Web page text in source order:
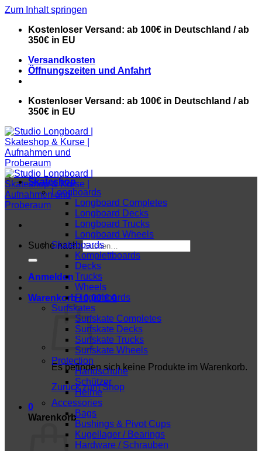
Zum Inhalt springen
Kostenloser Versand: ab 100€ in Deutschland / ab
350€ in EU
Versandkosten
Öffnungszeiten und Anfahrt
Kostenloser Versand: ab 100€ in Deutschland / ab
350€ in EU
Suche nach:
Anmelden
Warenkorb /0,00€ 0
Es befinden sich keine Produkte im Warenkorb.
Zurück zum Shop
0
Warenkorb
Skateshop
Longboards
Longboard Completes
Longboard Decks
Longboard Trucks
Longboard Wheels
Skateboards
Komplettboards
Decks
Trucks
Wheels
Fingerboards
Surfskates
Surfskate Completes
Surfskate Decks
Surfskate Trucks
Surfskate Wheels
Protection
Handschuhe
Schützer
Helme
Accessories
Bags
Bushings & Pivot Cups
Kugellager / Bearings
Hardware / Schrauben